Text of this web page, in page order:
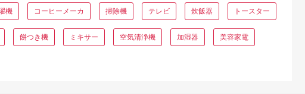
機 コーヒーメーカ 掃除機 テレビ 炊飯器 トースター
餅つき機 ミキサー 空気清浄機 加湿器 美容家電